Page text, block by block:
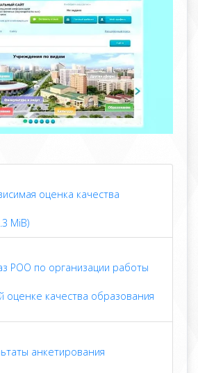
оценка качества
MiB)
РОО по организации работы
оценке качества образования
анкетирования